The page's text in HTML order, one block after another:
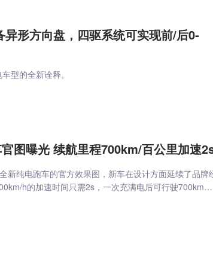
形方向盘，四驱系统可实现前/后0-
型的全新诠释。
图曝光 续航里程700km/百公里加速
新纯电跑车的官方效果图，新车在设计方面延续了品牌
h的加速时间只需2s，一次充满电后可行驶700km以